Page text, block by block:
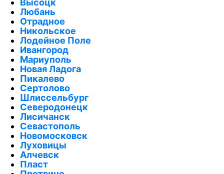
Любань
Отрадное
Никольское
Лодейное Поле
Ивангород
Мариуполь
Новая Ладога
Пикалево
Сертолово
Шлиссельбург
Северодонецк
Лисичанск
Севастополь
Новомосковск
Луховицы
Алчевск
Пласт